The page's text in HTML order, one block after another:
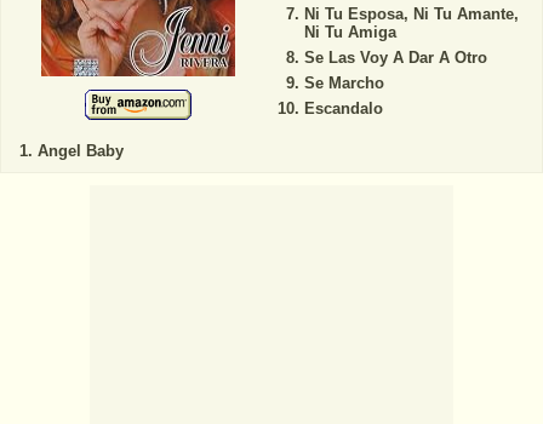
Angel Baby
Ni Tu Esposa, Ni Tu Amante,
Ni Tu Amiga
Se Las Voy A Dar A Otro
Se Marcho
Escandalo